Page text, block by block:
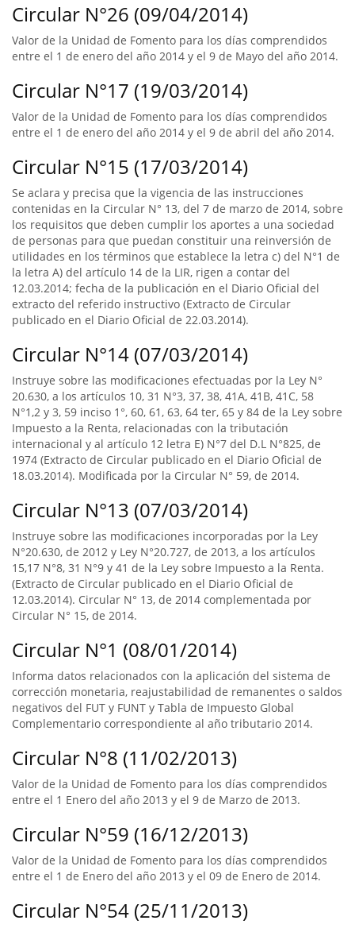
Circular N°26 (09/04/2014)
Valor de la Unidad de Fomento para los días comprendidos
entre el 1 de enero del año 2014 y el 9 de Mayo del año 2014.
Circular N°17 (19/03/2014)
Valor de la Unidad de Fomento para los días comprendidos
entre el 1 de enero del año 2014 y el 9 de abril del año 2014.
Circular N°15 (17/03/2014)
Se aclara y precisa que la vigencia de las instrucciones
contenidas en la Circular N° 13, del 7 de marzo de 2014, sobre
los requisitos que deben cumplir los aportes a una sociedad
de personas para que puedan constituir una reinversión de
utilidades en los términos que establece la letra c) del N°1 de
la letra A) del artículo 14 de la LIR, rigen a contar del
12.03.2014; fecha de la publicación en el Diario Oficial del
extracto del referido instructivo (Extracto de Circular
publicado en el Diario Oficial de 22.03.2014).
Circular N°14 (07/03/2014)
Instruye sobre las modificaciones efectuadas por la Ley N°
20.630, a los artículos 10, 31 N°3, 37, 38, 41A, 41B, 41C, 58
N°1,2 y 3, 59 inciso 1°, 60, 61, 63, 64 ter, 65 y 84 de la Ley sobre
Impuesto a la Renta, relacionadas con la tributación
internacional y al artículo 12 letra E) N°7 del D.L N°825, de
1974 (Extracto de Circular publicado en el Diario Oficial de
18.03.2014). Modificada por la Circular N° 59, de 2014.
Circular N°13 (07/03/2014)
Instruye sobre las modificaciones incorporadas por la Ley
N°20.630, de 2012 y Ley N°20.727, de 2013, a los artículos
15,17 N°8, 31 N°9 y 41 de la Ley sobre Impuesto a la Renta.
(Extracto de Circular publicado en el Diario Oficial de
12.03.2014). Circular N° 13, de 2014 complementada por
Circular N° 15, de 2014.
Circular N°1 (08/01/2014)
Informa datos relacionados con la aplicación del sistema de
corrección monetaria, reajustabilidad de remanentes o saldos
negativos del FUT y FUNT y Tabla de Impuesto Global
Complementario correspondiente al año tributario 2014.
Circular N°8 (11/02/2013)
Valor de la Unidad de Fomento para los días comprendidos
entre el 1 Enero del año 2013 y el 9 de Marzo de 2013.
Circular N°59 (16/12/2013)
Valor de la Unidad de Fomento para los días comprendidos
entre el 1 de Enero del año 2013 y el 09 de Enero de 2014.
Circular N°54 (25/11/2013)